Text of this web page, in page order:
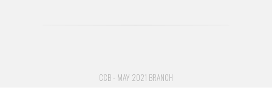
CCB - MAY 2021 BRANCH